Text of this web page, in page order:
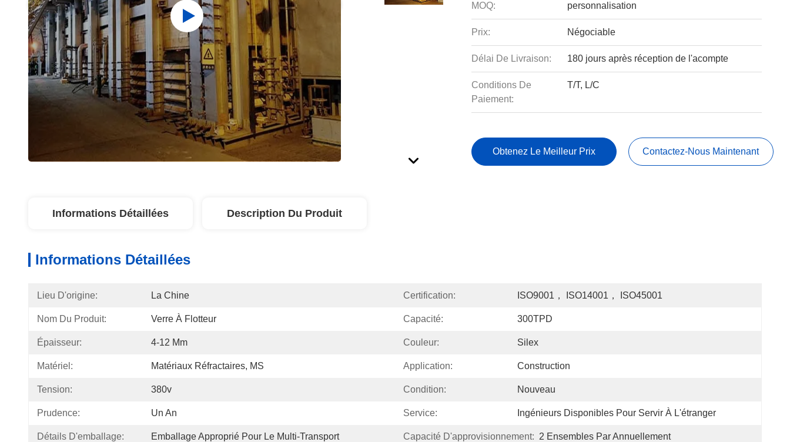
MOQ: personnalisation
Prix: Négociable
Délai De Livraison: 180 jours après réception de l'acompte
Conditions De
Paiement:
T/T, L/C
Obtenez Le Meilleur Prix Contactez-Nous Maintenant
Informations Détaillées Description Du Produit
Informations Détaillées
Lieu D'origine: La Chine Certification: ISO9001， ISO14001， ISO45001
Nom Du Produit: Verre À Flotteur Capacité: 300TPD
Épaisseur: 4-12 Mm Couleur: Silex
Matériel: Matériaux Réfractaires, MS Application: Construction
Tension: 380v Condition: Nouveau
Prudence: Un An Service: Ingénieurs Disponibles Pour Servir À L'étranger
Détails D'emballage: Emballage Approprié Pour Le Multi-Transport Capacité D'approvisionnement: 2 Ensembles Par Annuellement